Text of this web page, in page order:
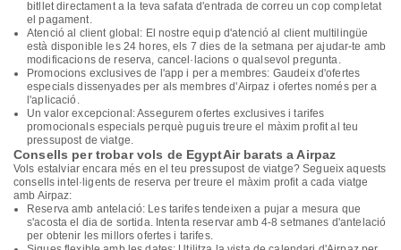
bitllet directament a la teva safata d'entrada de correu un cop completat
el pagament.
Atenció al client global: El nostre equip d'atenció al client multilingüe
està disponible les 24 hores, els 7 dies de la setmana per ajudar-te amb
modificacions de reserva, cancel·lacions o qualsevol pregunta.
Promocions exclusives de l'app i per a membres: Gaudeix d'ofertes
especials dissenyades per als membres d'Airpaz i ofertes només per a
l'aplicació.
Un valor excepcional: Assegurem ofertes exclusives i tarifes
promocionals especials perquè puguis treure el màxim profit al teu
pressupost de viatge.
Consells per trobar vols de EgyptAir barats a Airpaz
Vols estalviar encara més en el teu pressupost de viatge? Segueix aquests
consells intel·ligents de reserva per treure el màxim profit a cada viatge
amb Airpaz:
Reserva amb antelació: Les tarifes tendeixen a pujar a mesura que
s'acosta el dia de sortida. Intenta reservar amb 4-8 setmanes d'antelació
per obtenir les millors ofertes i tarifes.